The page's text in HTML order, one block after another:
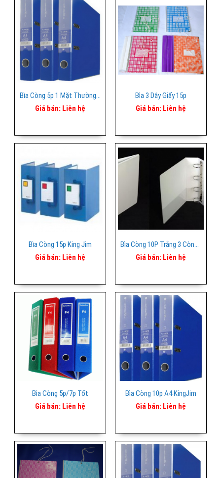
Bìa Còng 5p 1 Mặt Thường Xd F4
Giá bán: Liên hệ
Bìa 3 Dây Giấy 15p
Giá bán: Liên hệ
Bìa Còng 15p King Jim
Giá bán: Liên hệ
Bìa Còng 10P Trắng 3 Còng Bọc Kiếng
Giá bán: Liên hệ
Bìa Còng 5p/7p Tốt
Giá bán: Liên hệ
Bìa Còng 10p A4 KingJim
Giá bán: Liên hệ